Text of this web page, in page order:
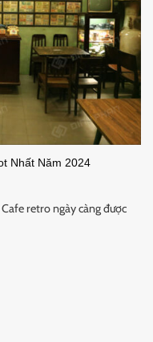
Nhất Năm 2024
retro ngày càng được